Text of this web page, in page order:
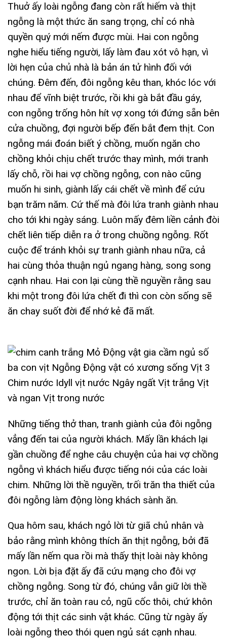
Thuở ấy loài ngỗng đang còn rất hiếm và thịt
ngỗng là một thức ăn sang trọng, chỉ có nhà
quyền quý mới nếm được mùi. Hai con ngỗng
nghe hiểu tiếng người, lấy làm đau xót vô hạn, vì
lời hẹn của chủ nhà là bản án tử hình đối với
chúng. Đêm đến, đôi ngỗng kêu than, khóc lóc với
nhau để vĩnh biệt trước, rồi khi gà bắt đầu gáy,
con ngỗng trống hôn hít vợ xong tới đứng sẵn bên
cửa chuồng, đợi người bếp đến bắt đem thịt. Con
ngỗng mái đoán biết ý chồng, muốn ngăn cho
chồng khỏi chịu chết trước thay mình, mới tranh
lấy chỗ, rồi hai vợ chồng ngỗng, con nào cũng
muốn hi sinh, giành lấy cái chết về mình để cứu
bạn trăm năm. Cứ thế mà đôi lứa tranh giành nhau
cho tới khi ngày sáng. Luôn mấy đêm liền cảnh đòi
chết liên tiếp diễn ra ở trong chuồng ngỗng. Rốt
cuộc để tránh khỏi sự tranh giành nhau nữa, cả
hai cùng thỏa thuận ngủ ngang hàng, song song
cạnh nhau. Hai con lại cùng thề nguyền rằng sau
khi một trong đôi lứa chết đi thì con còn sống sẽ
ăn chay suốt đời để nhớ kẻ đã mất.
Những tiếng thở than, tranh giành của đôi ngỗng
vẳng đến tai của người khách. Mấy lần khách lại
gần chuồng để nghe câu chuyện của hai vợ chồng
ngỗng vì khách hiểu được tiếng nói của các loài
chim. Những lời thề nguyền, trối trăn tha thiết của
đôi ngỗng làm động lòng khách sành ăn.
Qua hôm sau, khách ngỏ lời từ giã chủ nhân và
bảo rằng mình không thích ăn thịt ngỗng, bởi đã
mấy lần nếm qua rồi mà thấy thịt loài này không
ngon. Lời bịa đặt ấy đã cứu mạng cho đôi vợ
chồng ngỗng. Song từ đó, chúng vẫn giữ lời thề
trước, chỉ ăn toàn rau cỏ, ngũ cốc thôi, chứ khôn
động tới thịt các sinh vật khác. Cũng từ ngày ấy
loài ngỗng theo thói quen ngủ sát cạnh nhau.